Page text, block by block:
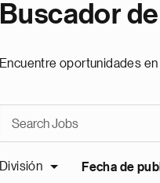
Buscador
Encuentre oportunidades
División Fecha de